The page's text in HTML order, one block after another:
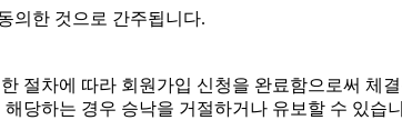
의한 것으로 간주됩니다.
절차에 따라 회원가입 신청을 완료함으로써 체
당하는 경우 승낙을 거절하거나 유보할 수 있습